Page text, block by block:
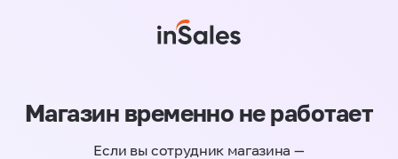
Магазин временно не работает
Если вы сотрудник магазина —